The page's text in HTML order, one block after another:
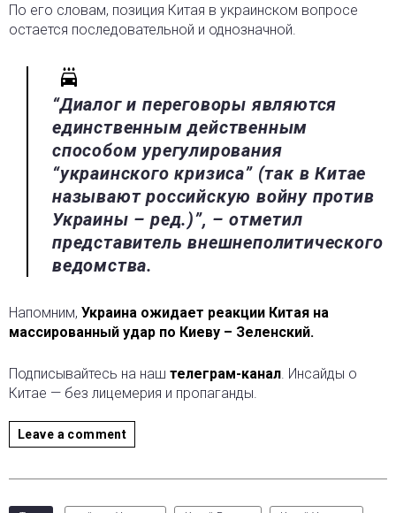
По его словам, позиция Китая в украинском вопросе
остается последовательной и однозначной.
“Диалог и переговоры являются
единственным действенным
способом урегулирования
“украинского кризиса” (так в Китае
называют российскую войну против
Украины – ред.)”, – отметил
представитель внешнеполитического
ведомства.
Напомним, Украина ожидает реакции Китая на
массированный удар по Киеву – Зеленский.
Подписывайтесь на наш телеграм-канал. Инсайды о
Китае — без лицемерия и пропаганды.
Leave a comment